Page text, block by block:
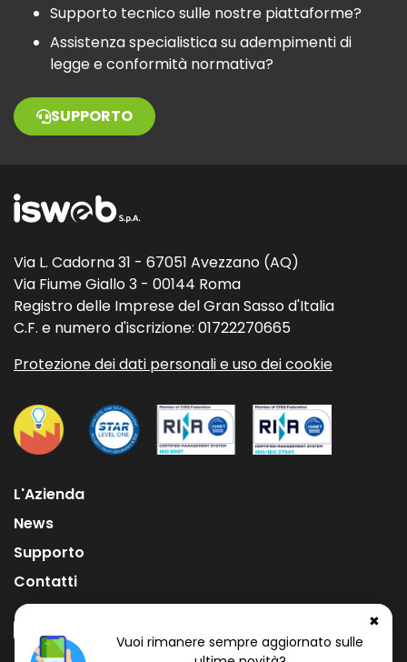
Supporto tecnico sulle nostre piattaforme?
Assistenza specialistica su adempimenti di
legge e conformità normativa?
SUPPORTO
✖
Vuoi rimanere sempre aggiornato sulle
Via L. Cadorna 31 - 67051 Avezzano (AQ)
Via Fiume Giallo 3 - 00144 Roma
Registro delle Imprese del Gran Sasso d'Italia
C.F. e numero d'iscrizione: 01722270665
Protezione dei dati personali e uso dei cookie
L'Azienda
News
Supporto
Contatti